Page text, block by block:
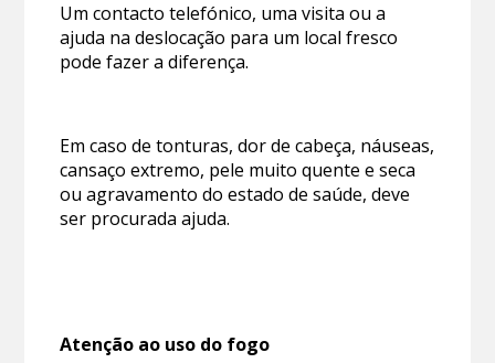
Um contacto telefónico, uma visita ou a
ajuda na deslocação para um local fresco
pode fazer a diferença.
Em caso de tonturas, dor de cabeça, náuseas,
cansaço extremo, pele muito quente e seca
ou agravamento do estado de saúde, deve
ser procurada ajuda.
Atenção ao uso do fogo